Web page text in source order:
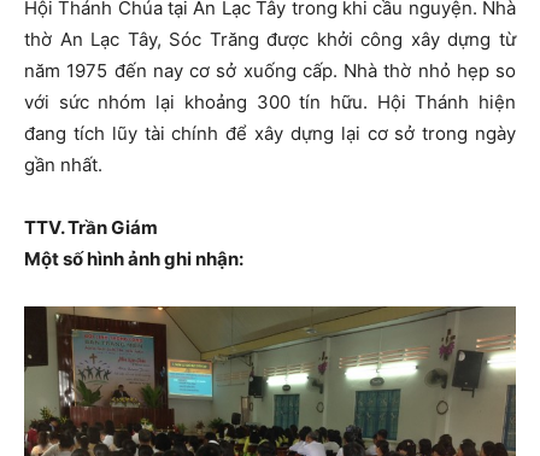
Hội Thánh Chúa tại An Lạc Tây trong khi cầu nguyện. Nhà
thờ An Lạc Tây, Sóc Trăng được khởi công xây dựng từ
năm 1975 đến nay cơ sở xuống cấp. Nhà thờ nhỏ hẹp so
với sức nhóm lại khoảng 300 tín hữu. Hội Thánh hiện
đang tích lũy tài chính để xây dựng lại cơ sở trong ngày
gần nhất.
TTV. Trần Giám
Một số hình ảnh ghi nhận: